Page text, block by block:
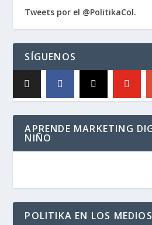
Tweets por el @PolitikaCol.
SÍGUENOS
APRENDE MARKETING
NIÑO
POLITIKA EN LOS MEDIOS